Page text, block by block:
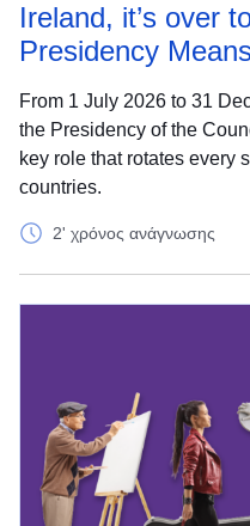
Ireland, it’s over
Presidency
From 1 July 2026 to 31
the Presidency of the
key role that rotates every
countries.
2' χρόνος ανάγνωσης